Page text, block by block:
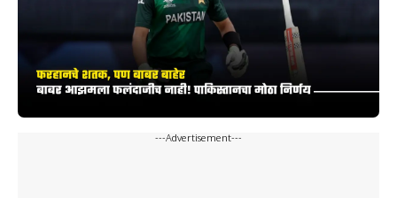
---Advertisement---